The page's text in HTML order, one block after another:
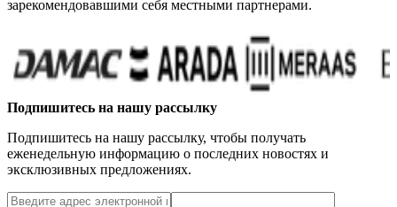
зарекомендовавшими себя местными партнерами.
Подпишитесь на нашу рассылку
Подпишитесь на нашу рассылку, чтобы получать
еженедельную информацию о последних новостях и
эксклюзивных предложениях.